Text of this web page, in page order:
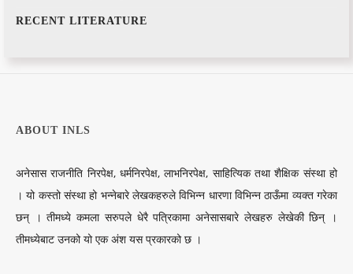
RECENT LITERATURE
ABOUT INLS
अनेसास राजनीति निरपेक्ष, धर्मनिरपेक्ष, लाभनिरपेक्ष, साहित्यिक तथा शैक्षिक संस्था हो
। यो कस्तो संस्था हो भन्नेबारे लेखकहरुले विभिन्न धारणा विभिन्न ठाऊँमा व्यक्त गरेका
छन् । तीमध्ये कमला सरुपले धेरै पत्रिकामा अनेसासबारे लेखहरु लेखेकी छिन् ।
तीमध्येबाट उनको यो एक अंश यस प्रकारको छ ।